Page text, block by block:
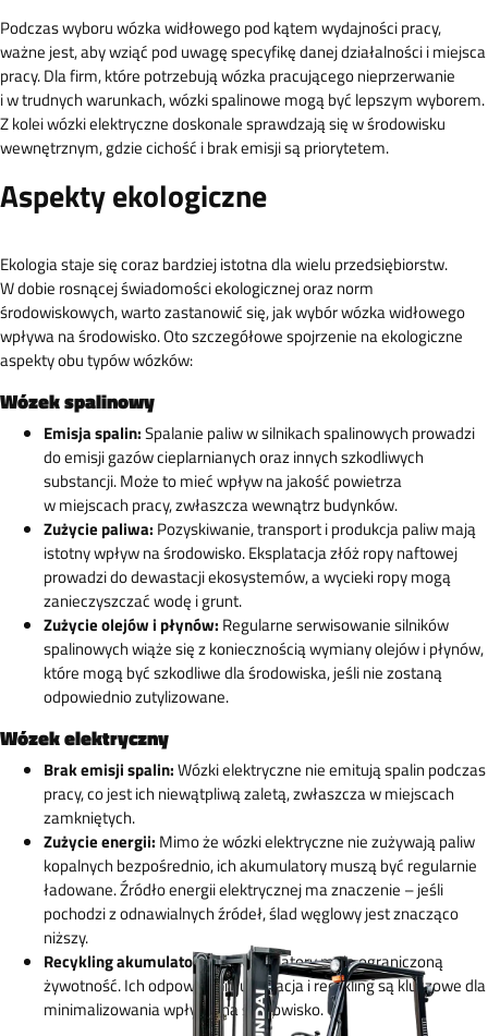
Podczas wyboru wózka widłowego pod kątem wydajności pracy,
ważne jest, aby wziąć pod uwagę specyfikę danej działalności i miejsca
pracy. Dla firm, które potrzebują wózka pracującego nieprzerwanie
i w trudnych warunkach, wózki spalinowe mogą być lepszym wyborem.
Z kolei wózki elektryczne doskonale sprawdzają się w środowisku
wewnętrznym, gdzie cichość i brak emisji są priorytetem.
Aspekty ekologiczne
Ekologia staje się coraz bardziej istotna dla wielu przedsiębiorstw.
W dobie rosnącej świadomości ekologicznej oraz norm
środowiskowych, warto zastanowić się, jak wybór wózka widłowego
wpływa na środowisko. Oto szczegółowe spojrzenie na ekologiczne
aspekty obu typów wózków:
Wózek spalinowy
Emisja spalin:Spalanie paliw w silnikach spalinowych prowadzi
do emisji gazów cieplarnianych oraz innych szkodliwych
substancji. Może to mieć wpływ na jakość powietrza
w miejscach pracy, zwłaszcza wewnątrz budynków.
Zużycie paliwa: Pozyskiwanie, transport i produkcja paliw mają
istotny wpływ na środowisko. Eksplatacja złóż ropy naftowej
prowadzi do dewastacji ekosystemów, a wycieki ropy mogą
zanieczyszczać wodę i grunt.
Zużycie olejów i płynów: Regularne serwisowanie silników
spalinowych wiąże się z koniecznością wymiany olejów i płynów,
które mogą być szkodliwe dla środowiska, jeśli nie zostaną
odpowiednio zutylizowane.
Wózek elektryczny
Brak emisji spalin:Wózki elektryczne nie emitują spalin podczas
pracy, co jest ich niewątpliwą zaletą, zwłaszcza w miejscach
zamkniętych.
Zużycie energii: Mimo że wózki elektryczne nie zużywają paliw
kopalnych bezpośrednio, ich akumulatory muszą być regularnie
ładowane. Źródło energii elektrycznej ma znaczenie – jeśli
pochodzi z odnawialnych źródeł, ślad węglowy jest znacząco
niższy.
Recykling akumulatorów:Akumulatory mają ograniczoną
żywotność. Ich odpowiednia utylizacja i recykling są kluczowe dla
minimalizowania wpływu na środowisko.